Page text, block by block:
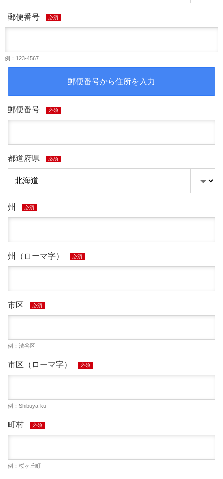
郵便番号 必須
例：123-4567
郵便番号から住所を入力
郵便番号 必須
都道府県 必須
州 必須
州（ローマ字） 必須
市区 必須
例：渋谷区
市区（ローマ字） 必須
例：Shibuya-ku
町村 必須
例：桜ヶ丘町